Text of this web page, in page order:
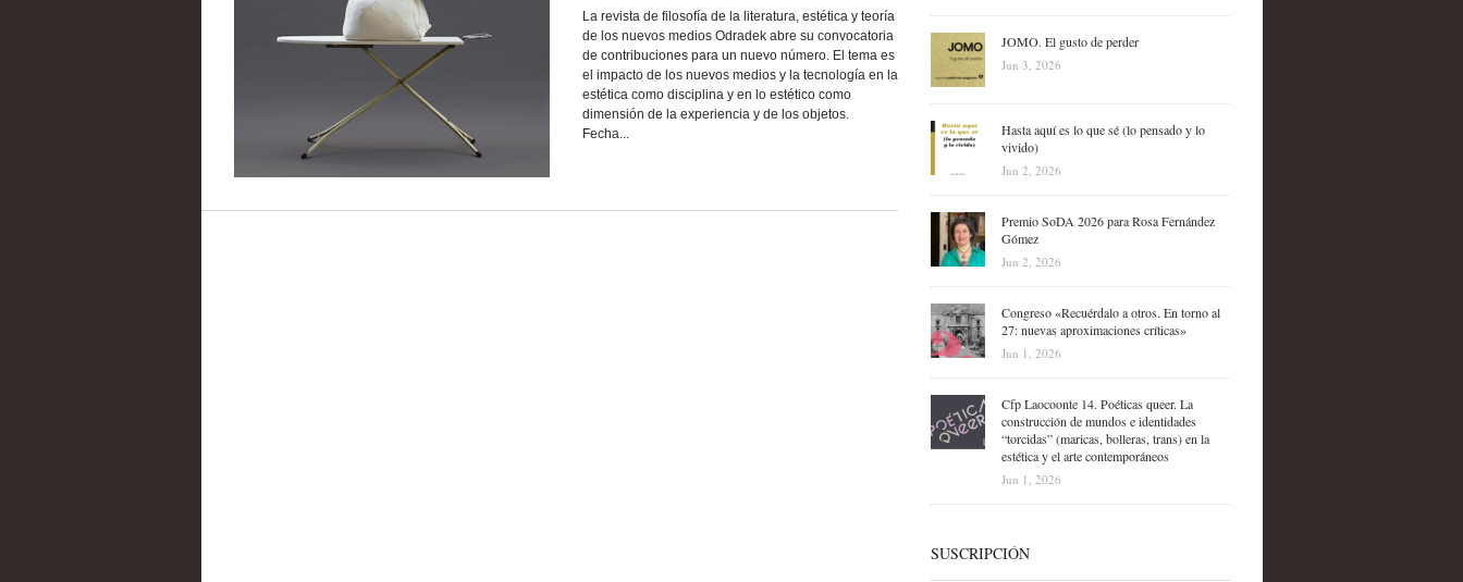
La revista de filosofía de la literatura, estética y teoría
de los nuevos medios Odradek abre su convocatoria
de contribuciones para un nuevo número. El tema es
el impacto de los nuevos medios y la tecnología en la
estética como disciplina y en lo estético como
dimensión de la experiencia y de los objetos.
Fecha...
JOMO. El gusto de perder
Jun 3, 2026
Hasta aquí es lo que sé (lo pensado y lo
vivido)
Jun 2, 2026
Premio SoDA 2026 para Rosa Fernández
Gómez
Jun 2, 2026
Congreso «Recuérdalo a otros. En torno al
27: nuevas aproximaciones críticas»
Jun 1, 2026
Cfp Laocoonte 14. Poéticas queer. La
construcción de mundos e identidades
“torcidas” (maricas, bolleras, trans) en la
estética y el arte contemporáneos
Jun 1, 2026
SUSCRIPCIÓN